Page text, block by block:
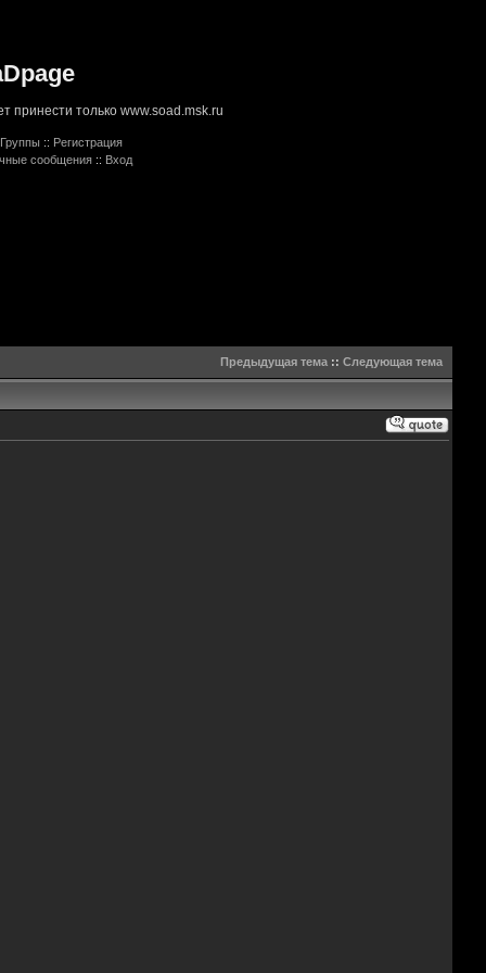
принести только www.soad.msk.ru
Группы :: Регистрация
сообщения :: Вход
Предыдущая тема:: Следующая тема